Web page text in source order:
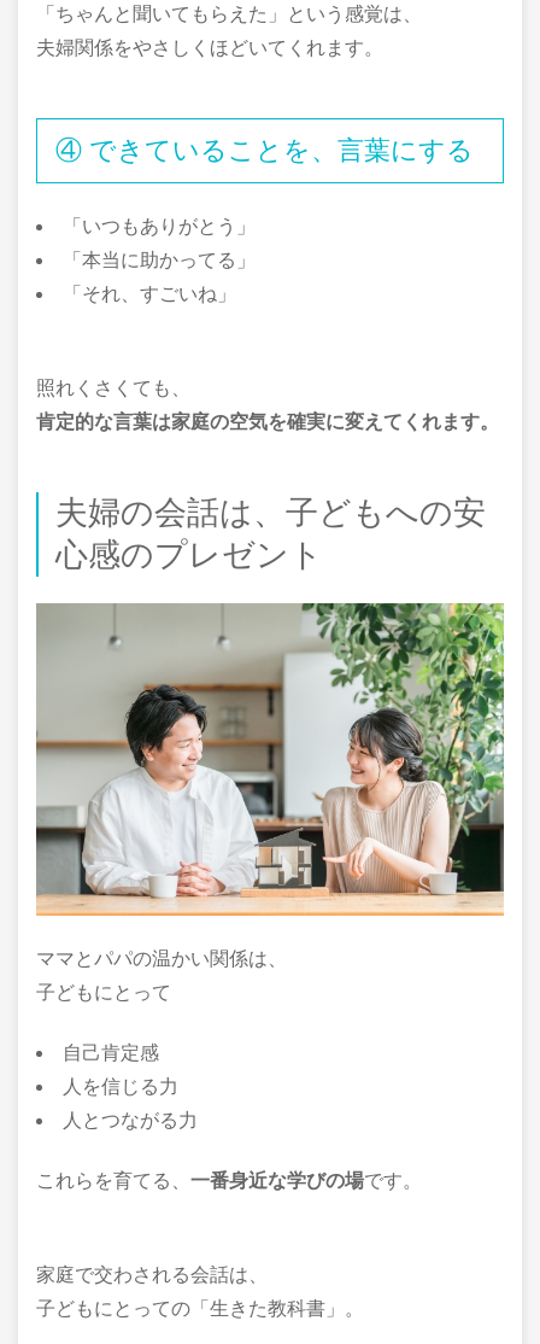
「ちゃんと聞いてもらえた」という感覚は、
夫婦関係をやさしくほどいてくれます。
④ できていることを、言葉にする
「いつもありがとう」
「本当に助かってる」
「それ、すごいね」
照れくさくても、
肯定的な言葉は家庭の空気を確実に変えてくれます。
夫婦の会話は、子どもへの安
心感のプレゼント
ママとパパの温かい関係は、
子どもにとって
自己肯定感
人を信じる力
人とつながる力
これらを育てる、 一番身近な学びの場です。
家庭で交わされる会話は、
子どもにとっての「生きた教科書」。